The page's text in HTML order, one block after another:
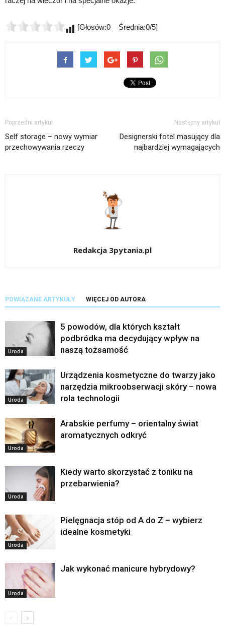
[Głosów:0 Średnia:0/5]
Poprzedni artykuł
Self storage – nowy wymiar
przechowywania rzeczy
Następny artykuł
Designerski fotel masujący dla
najbardziej wymagających
Redakcja 3pytania.pl
POWIĄZANE ARTYKUŁY WIĘCEJ OD AUTORA
Uroda
5 powodów, dla których kształt
podbródka ma decydujący wpływ na
naszą tożsamość
Uroda
Urządzenia kosmetyczne do twarzy jako
narzędzia mikroobserwacji skóry – nowa
rola technologii
Uroda
Arabskie perfumy – orientalny świat
aromatycznych odkryć
Uroda
Kiedy warto skorzystać z toniku na
przebarwienia?
Uroda
Pielęgnacja stóp od A do Z – wybierz
idealne kosmetyki
Uroda
Jak wykonać manicure hybrydowy?